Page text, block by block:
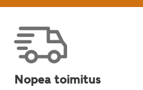
Nopea toimitus